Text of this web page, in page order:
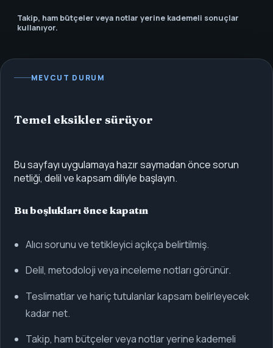
Takip, ham bütçeler veya notlar yerine kademeli sonuçlar
kullanıyor.
MEVCUT DURUM
Temel eksikler sürüyor
Bu sayfayı uygulamaya hazır saymadan önce sorun
netliği, delil ve kapsam diliyle başlayın.
Bu boşlukları önce kapatın
Alıcı sorunu ve tetikleyici açıkça belirtilmiş.
Delil, metodoloji veya inceleme notları görünür.
Teslimatlar ve hariç tutulanlar kapsam belirleyecek
kadar net.
Takip, ham bütçeler veya notlar yerine kademeli